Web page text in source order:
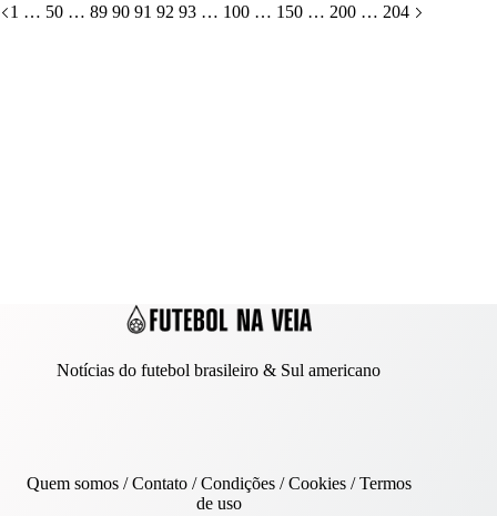
1 … 50 … 89 90 91 92 93 … 100 … 150 … 200 … 204
Notícias do futebol brasileiro & Sul americano
Quem somos/Contato/ Condições /Cookies/Termos
de uso